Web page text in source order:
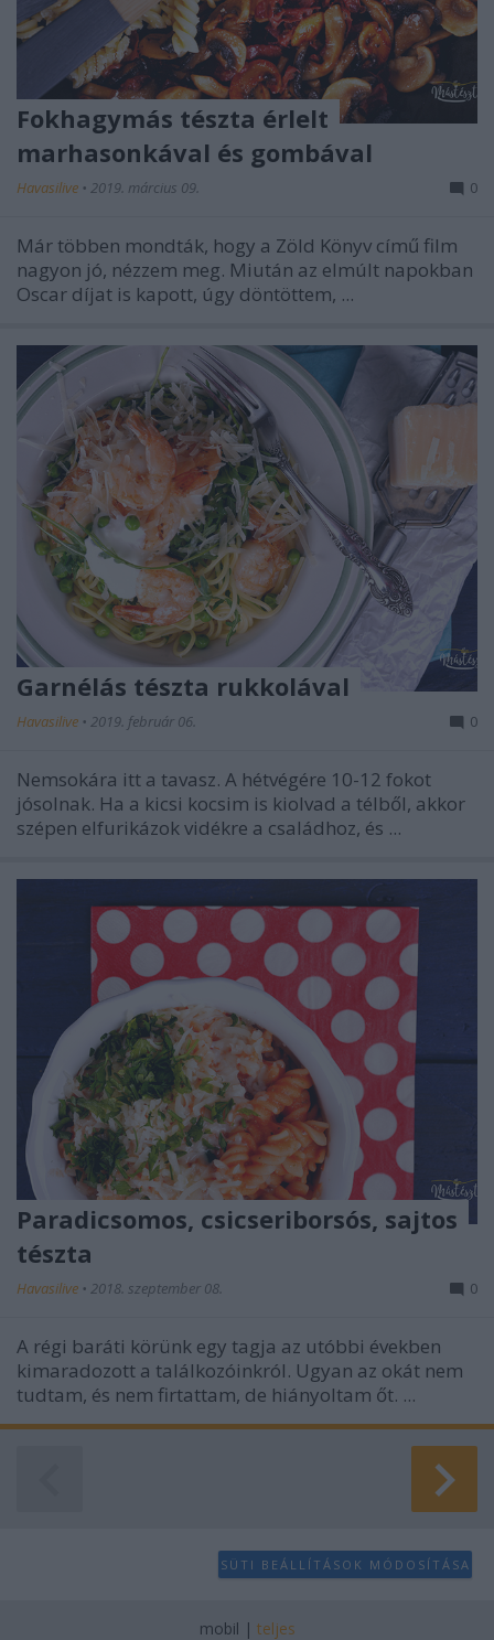
Fokhagymás tészta érlelt
marhasonkával és gombával
Havasilive • 2019. március 09. 0
Már többen mondták, hogy a Zöld Könyv című film
nagyon jó, nézzem meg. Miután az elmúlt napokban
Oscar díjat is kapott, úgy döntöttem, ...
Garnélás tészta rukkolával
Havasilive • 2019. február 06. 0
Nemsokára itt a tavasz. A hétvégére 10-12 fokot
jósolnak. Ha a kicsi kocsim is kiolvad a télből, akkor
szépen elfurikázok vidékre a családhoz, és ...
Paradicsomos, csicseriborsós, sajtos
tészta
Havasilive • 2018. szeptember 08. 0
A régi baráti körünk egy tagja az utóbbi években
kimaradozott a találkozóinkról. Ugyan az okát nem
tudtam, és nem firtattam, de hiányoltam őt. ...
SÜTI BEÁLLÍTÁSOK MÓDOSÍTÁSA
mobil | teljes